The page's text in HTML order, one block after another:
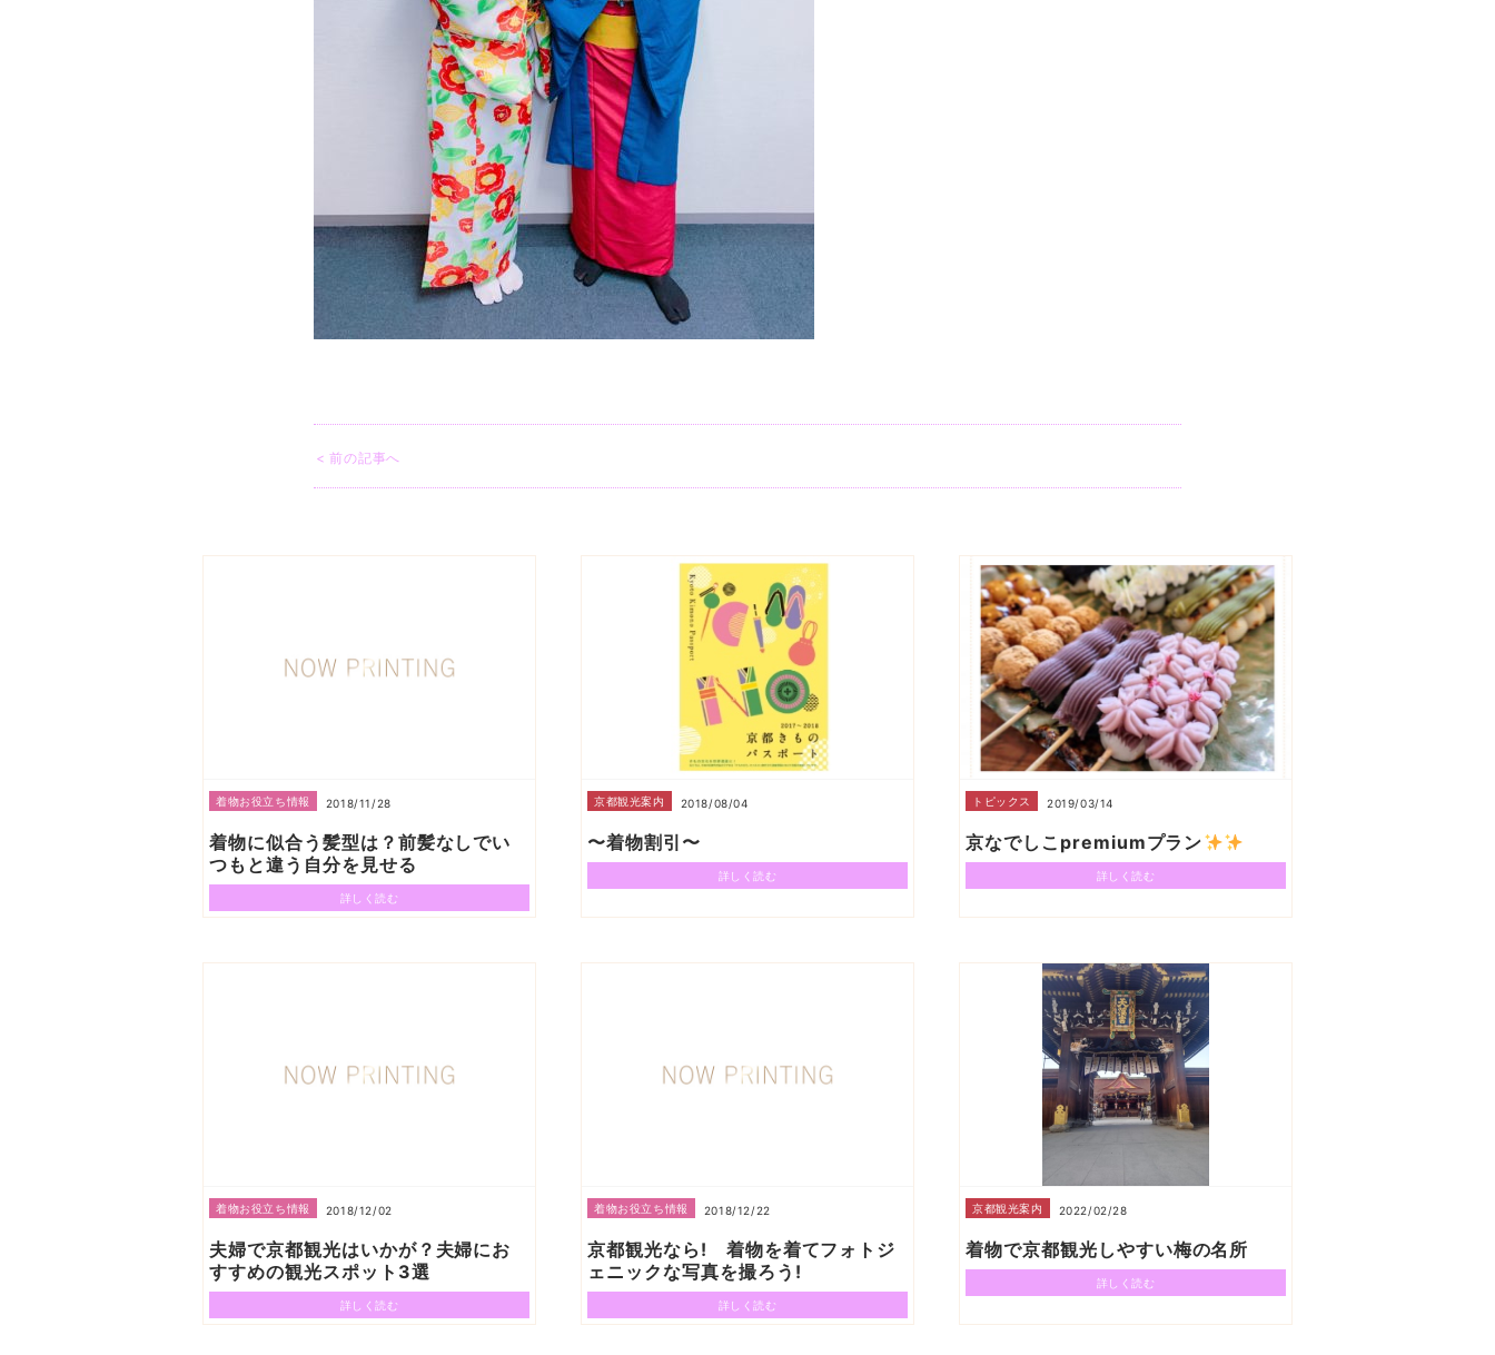
< 前の記事へ
着物お役立ち情報 2018/11/28
着物に似合う髪型は？前髪なしでい
つもと違う自分を見せる
詳しく読む
京都観光案内 2018/08/04
〜着物割引〜
詳しく読む
トピックス 2019/03/14
京なでしこpremiumプラン
詳しく読む
着物お役立ち情報 2018/12/02
夫婦で京都観光はいかが？夫婦にお
すすめの観光スポット3選
詳しく読む
着物お役立ち情報 2018/12/22
京都観光なら! 着物を着てフォトジ
ェニックな写真を撮ろう!
詳しく読む
京都観光案内 2022/02/28
着物で京都観光しやすい梅の名所
詳しく読む